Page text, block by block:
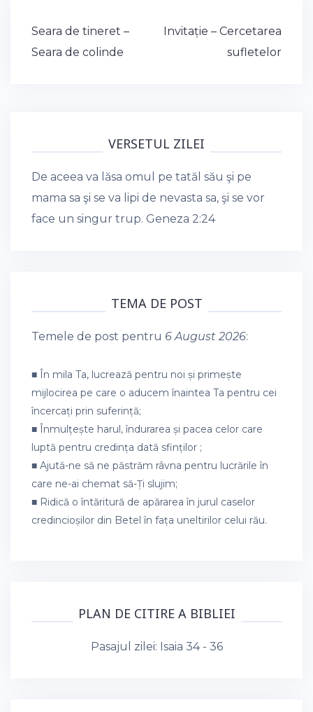
Post
navigation
Seara de tineret –
Seara de colinde
Invitație – Cercetarea
sufletelor
VERSETUL ZILEI
De aceea va lăsa omul pe tatăl său şi pe
mama sa şi se va lipi de nevasta sa, şi se vor
face un singur trup. Geneza 2:24
TEMA DE POST
Temele de post pentru 6 August 2026:
■ În mila Ta, lucrează pentru noi și primește
mijlocirea pe care o aducem înaintea Ta pentru cei
încercați prin suferință;
■ Înmulțește harul, îndurarea și pacea celor care
luptă pentru credința dată sfinților ;
■ Ajută-ne să ne păstrăm râvna pentru lucrările în
care ne-ai chemat să-Ți slujim;
■ Ridică o întăritură de apărarea în jurul caselor
credincioșilor din Betel în fața uneltirilor celui rău.
PLAN DE CITIRE A BIBLIEI
Pasajul zilei: Isaia 34 - 36